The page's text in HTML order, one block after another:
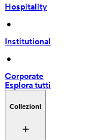
Hospitality
•
Institutional
•
Corporate
Esplora tutti
Collezioni